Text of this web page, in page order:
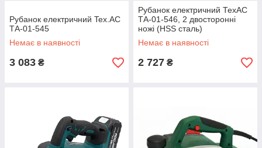
Рубанок електричний Tex.AC
ТА-01-545
Немає в наявності
3 083 ₴
Рубанок електричний ТехАС
ТА-01-546, 2 двосторонні
ножі (HSS сталь)
Немає в наявності
2 727 ₴